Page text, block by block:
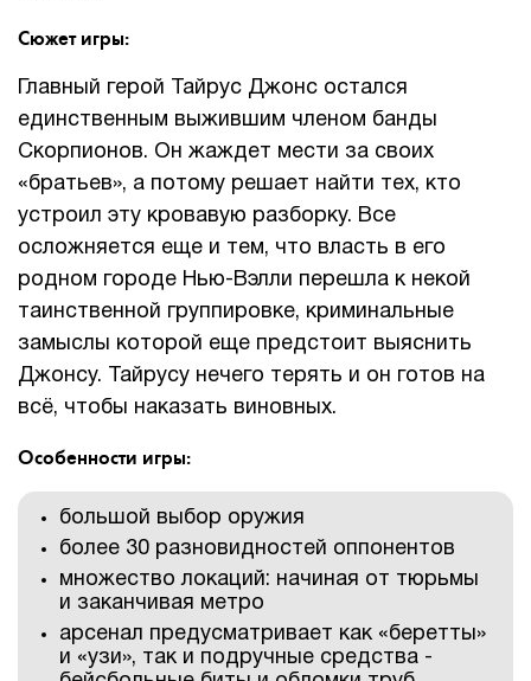
Сюжет игры:
Главный герой Тайрус Джонс остался
единственным выжившим членом банды
Скорпионов. Он жаждет мести за своих
«братьев», а потому решает найти тех, кто
устроил эту кровавую разборку. Все
осложняется еще и тем, что власть в его
родном городе Нью-Вэлли перешла к некой
таинственной группировке, криминальные
замыслы которой еще предстоит выяснить
Джонсу. Тайрусу нечего терять и он готов на
всё, чтобы наказать виновных.
Особенности игры:
большой выбор оружия
более 30 разновидностей оппонентов
множество локаций: начиная от тюрьмы
и заканчивая метро
арсенал предусматривает как «беретты»
и «узи», так и подручные средства -